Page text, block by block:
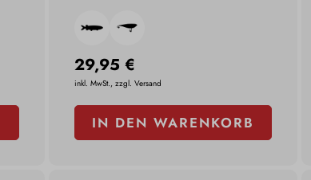
29,95 €
inkl. MwSt., zzgl. Versand
IN DEN WARENKORB